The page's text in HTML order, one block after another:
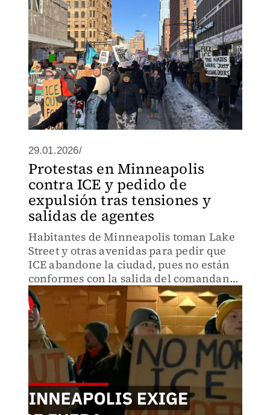
29.01.2026/
Protestas en Minneapolis
contra ICE y pedido de
expulsión tras tensiones y
salidas de agentes
Habitantes de Minneapolis toman Lake
Street y otras avenidas para pedir que
ICE abandone la ciudad, pues no están
conformes con la salida del comandante
Greg Bovino y exigen justicia tras
tiroteos y operativos agresivos.